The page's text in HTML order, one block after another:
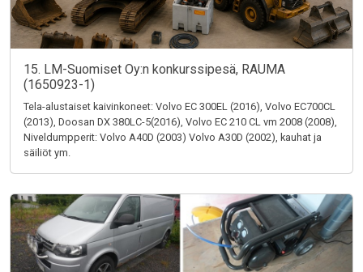
15. LM-Suomiset Oy:n konkurssipesä, RAUMA
(1650923-1)
Tela-alustaiset kaivinkoneet: Volvo EC 300EL (2016), Volvo EC700CL
(2013), Doosan DX 380LC-5(2016), Volvo EC 210 CL vm 2008 (2008),
Niveldumpperit: Volvo A40D (2003) Volvo A30D (2002), kauhat ja
säiliöt ym.